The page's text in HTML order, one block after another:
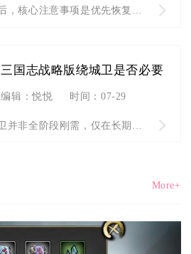
献祭光遇风暴之眼后，核心注意事项是优先恢复永久光之翼、合理分...
三国志战略版绕城卫是否必要
编辑：悦悦 时间：07-29
More+